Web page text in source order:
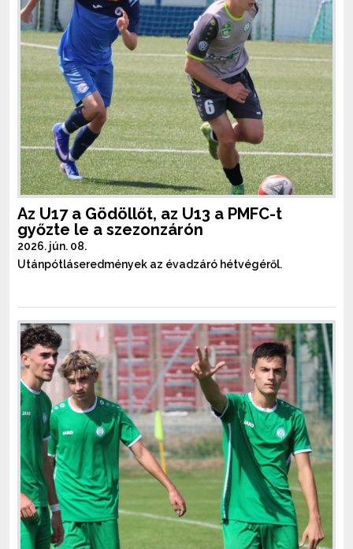
Az U17 a Gödöllőt, az U13 a PMFC-t
győzte le a szezonzárón
2026. jún. 08.
Utánpótláseredmények az évadzáró hétvégéről.